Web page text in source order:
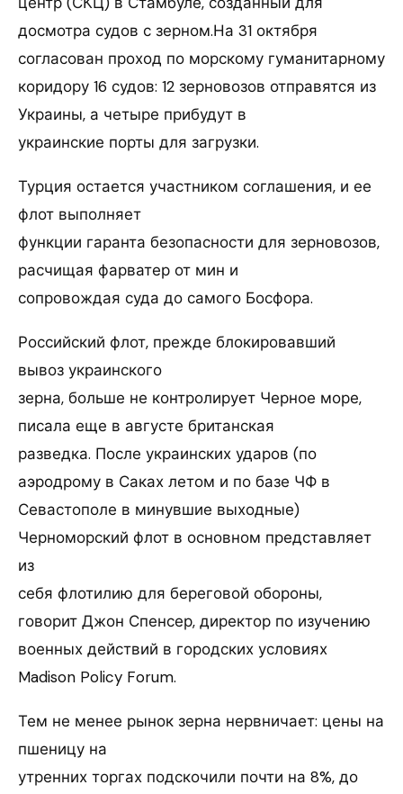
досмотра судов с зерном.На 31 октября
согласован проход по морскому гуманитарному
коридору 16 судов: 12 зерновозов отправятся из
Украины, а четыре прибудут в
украинские порты для загрузки.
Турция остается участником соглашения, и ее
флот выполняет
функции гаранта безопасности для зерновозов,
расчищая фарватер от мин и
сопровождая суда до самого Босфора.
Российский флот, прежде блокировавший
вывоз украинского
зерна, больше не контролирует Черное море,
писала еще в августе британская
разведка. После украинских ударов (по
аэродрому в Саках летом и по базе ЧФ в
Севастополе в минувшие выходные)
Черноморский флот в основном представляет
из
себя флотилию для береговой обороны,
говорит Джон Спенсер, директор по изучению
военных действий в городских условиях
Madison Policy Forum.
Тем не менее рынок зерна нервничает: цены на
пшеницу на
утренних торгах подскочили почти на 8%, до